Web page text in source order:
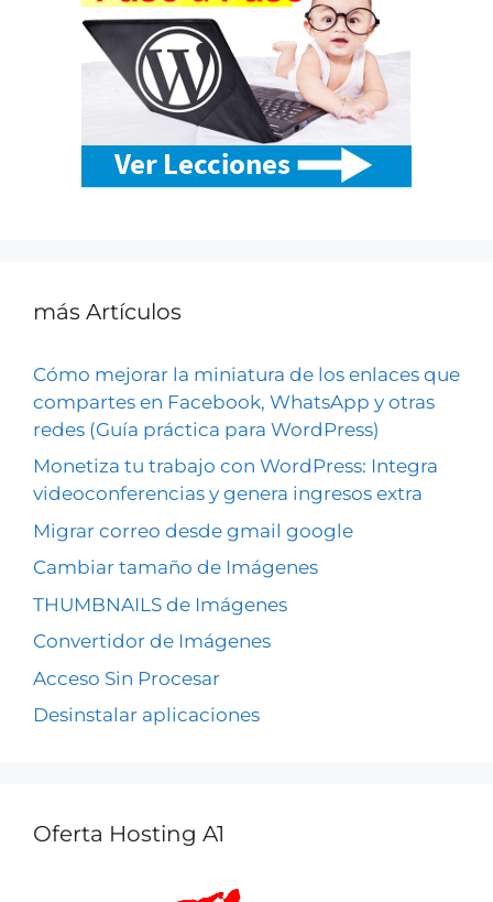
más Artículos
Cómo mejorar la miniatura de los enlaces que
compartes en Facebook, WhatsApp y otras
redes (Guía práctica para WordPress)
Monetiza tu trabajo con WordPress: Integra
videoconferencias y genera ingresos extra
Migrar correo desde gmail google
Cambiar tamaño de Imágenes
THUMBNAILS de Imágenes
Convertidor de Imágenes
Acceso Sin Procesar
Desinstalar aplicaciones
Oferta Hosting A1